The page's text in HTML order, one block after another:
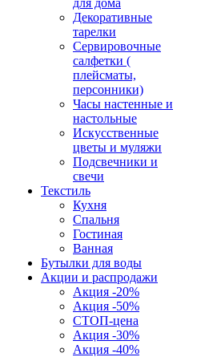
для дома
Декоративные
тарелки
Сервировочные
салфетки (
плейсматы,
персонники)
Часы настенные и
настольные
Искусственные
цветы и муляжи
Подсвечники и
свечи
Текстиль
Кухня
Спальня
Гостиная
Ванная
Бутылки для воды
Акции и распродажи
Акция -20%
Акция -50%
СТОП-цена
Акция -30%
Акция -40%